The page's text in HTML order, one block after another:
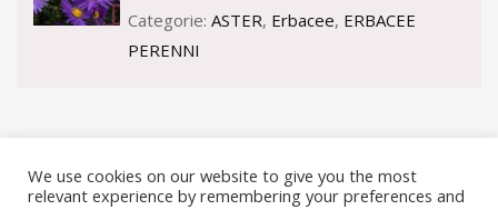
Categorie:ASTER, Erbacee, ERBACEE
PERENNI
We use cookies on our website to give you the most
relevant experience by remembering your preferences and